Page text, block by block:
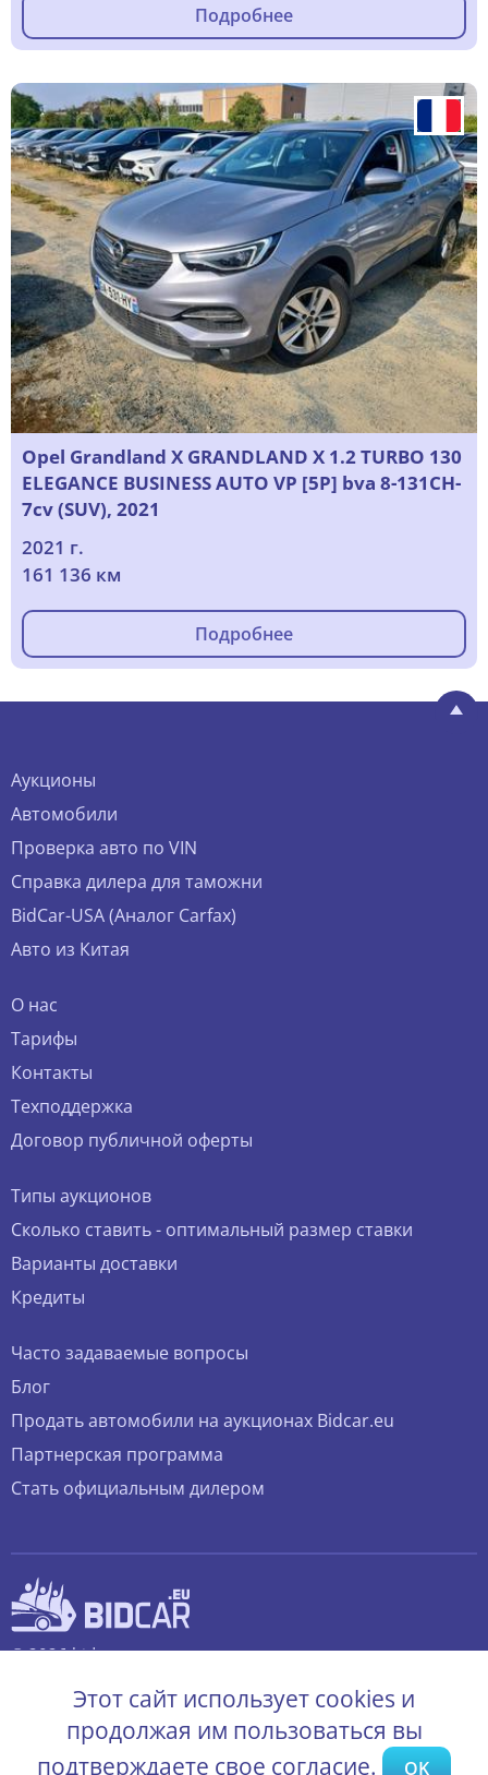
Подробнее
Opel Grandland X GRANDLAND X 1.2 TURBO 130
ELEGANCE BUSINESS AUTO VP [5P] bva 8-131CH-
7cv (SUV), 2021
2021 г.
161 136 км
Подробнее
Аукционы
Автомобили
Проверка авто по VIN
Справка дилера для таможни
BidCar-USA (Аналог Carfax)
Авто из Китая
О нас
Тарифы
Контакты
Техподдержка
Договор публичной оферты
Типы аукционов
Сколько ставить - оптимальный размер ставки
Варианты доставки
Кредиты
Часто задаваемые вопросы
Блог
Продать автомобили на аукционах Bidcar.eu
Партнерская программа
Стать официальным дилером
© 2026 bidcar.eu
Этот сайт использует cookies и
продолжая им пользоваться вы
подтверждаете свое согласие.
OK